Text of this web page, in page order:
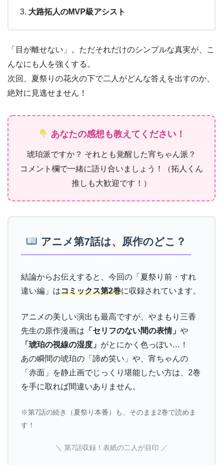
大路拓人のMVP級アシスト
「目が離せない」。ただそれだけのシンプルな真実が、こ
んなにも人を強くする。
次回、夏祭りの花火の下で二人がどんな答えを出すのか、
絶対に見逃せません！
あなたの感想も教えてください！
琥珀派ですか？ それとも覚醒した宵ちゃん派？
コメント欄で一緒に語り合いましょう！（拓人くん
推しも大歓迎です！）
アニメ第7話は、原作のどこ？
結論からお伝えすると、今回の「夏祭り前・すれ
違い編」はコミックス第2巻に収録されています。
アニメの美しい演出も最高ですが、やまもり三香
先生の原作漫画は 「セリフのない間の表情」 や
「琥珀の視線の湿度」 がとにかく色っぽい…！
あの瞬間の琥珀の「諦め笑い」や、宵ちゃんの
「赤面」を静止画でじっくり堪能したい方は、2巻
を手に取れば間違いありません。
※第7話の続き（夏祭り本番）も、そのまま2巻で読めま
す！
＼ 第7話収録！表紙の二人が目印 ／